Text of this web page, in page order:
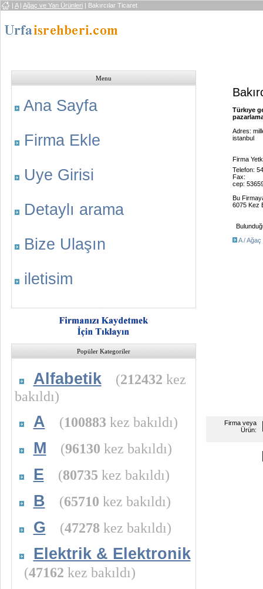
| A | Ağaç ve Yan Ürünleri | Bakırcılar Ticaret
Menu
Ana Sayfa
Firma Ekle
Uye Girisi
Detaylı arama
Bize Ulaşın
iletisim
Popüler Kategoriler
Alfabetik (212432 kez
bakıldı)
A (100883 kez bakıldı)
M (96130 kez bakıldı)
E (80735 kez bakıldı)
B (65710 kez bakıldı)
G (47278 kez bakıldı)
Elektrik & Elektronik
(47162 kez bakıldı)
Türkıye
Adres:
istanbul
Firma
Telefon:
Fax:
cep:
Bu
6075 Kez
A /
Firma veya
Ürün: